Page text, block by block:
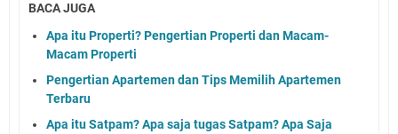
BACA JUGA
Apa itu Properti? Pengertian Properti dan Macam-
Macam Properti
Pengertian Apartemen dan Tips Memilih Apartemen
Terbaru
Apa itu Satpam? Apa saja tugas Satpam? Apa Saja